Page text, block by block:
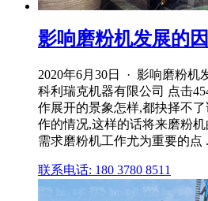
影响磨粉机发展的
2020年6月30日 · 影响磨粉机
科利瑞克机器有限公司 点击
作展开的景象怎样,都抉择不
作的情况,这样的话将来磨粉
需求磨粉机工作尤为重要的点
联系电话: 180 3780 8511